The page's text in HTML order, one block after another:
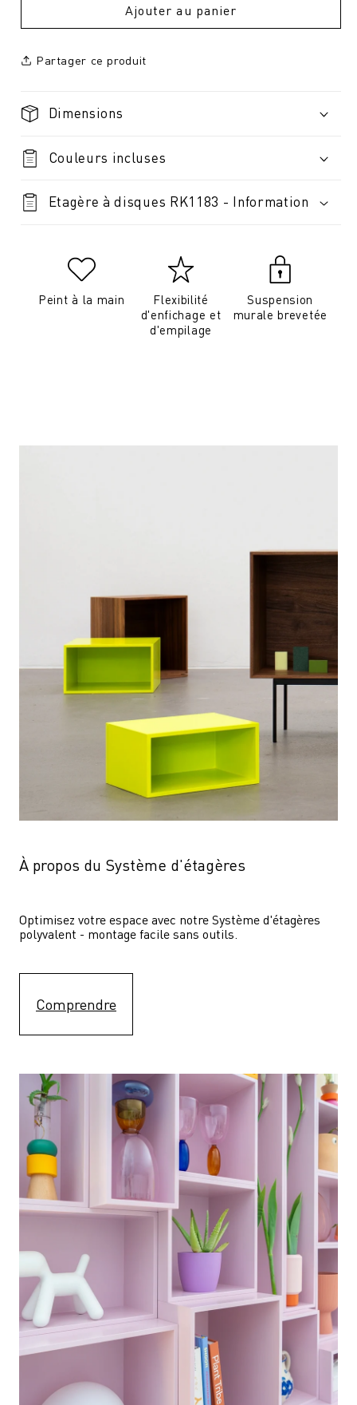
Ajouter au panier
Partager ce produit
Dimensions
Couleurs incluses
Etagère à disques RK1183 - Information
Peint à la main
Flexibilité
d'enfichage et
d'empilage
Suspension
murale brevetée
À propos du Système d'étagères
Optimisez votre espace avec notre Système d'étagères
polyvalent - montage facile sans outils.
Comprendre